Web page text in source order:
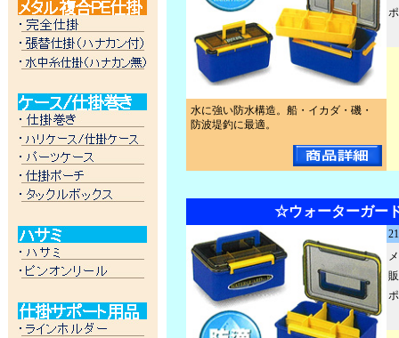
水に強い防水構造。船・イカダ・磯・
防波堤釣に最適。
☆ウォーターガー